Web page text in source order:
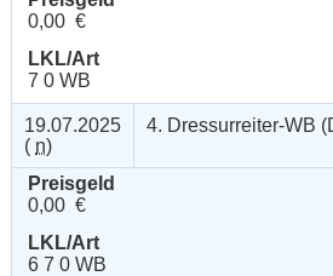
0,00 €
LKL/Art
7 0 WB
19.07.2025
( n)
4. Dressurreiter-WB
Preisgeld
0,00 €
LKL/Art
6 7 0 WB